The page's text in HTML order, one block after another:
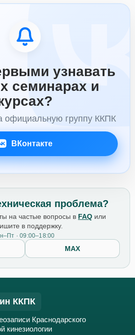
узнавать
семинарах и
официальную группу ККПК
ВКонтакте
проблема?
на частые вопросы в FAQ или
в поддержку.
· 09:00–18:00
MAX
ККПК
Краснодарского
кинезиологии